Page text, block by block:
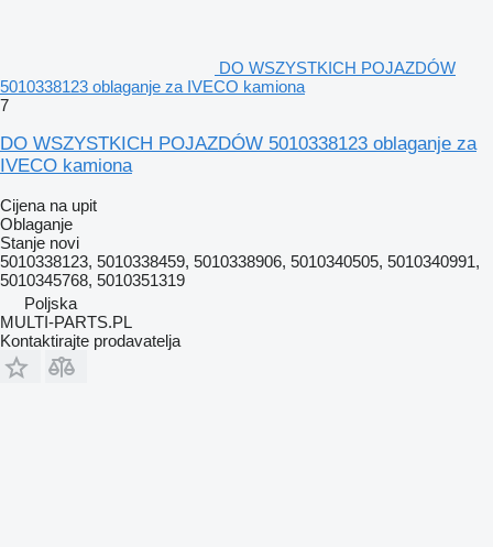
DO WSZYSTKICH POJAZDÓW
5010338123 oblaganje za IVECO kamiona
7
DO WSZYSTKICH POJAZDÓW 5010338123 oblaganje za
IVECO kamiona
Cijena na upit
Oblaganje
Stanje novi
5010338123, 5010338459, 5010338906, 5010340505, 5010340991,
5010345768, 5010351319
Poljska
MULTI-PARTS.PL
Kontaktirajte prodavatelja